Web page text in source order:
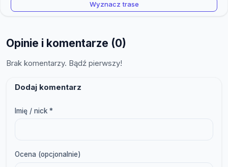
Wyznacz trase
Opinie i komentarze (0)
Brak komentarzy. Bądź pierwszy!
Dodaj komentarz
Imię / nick *
Ocena (opcjonalnie)